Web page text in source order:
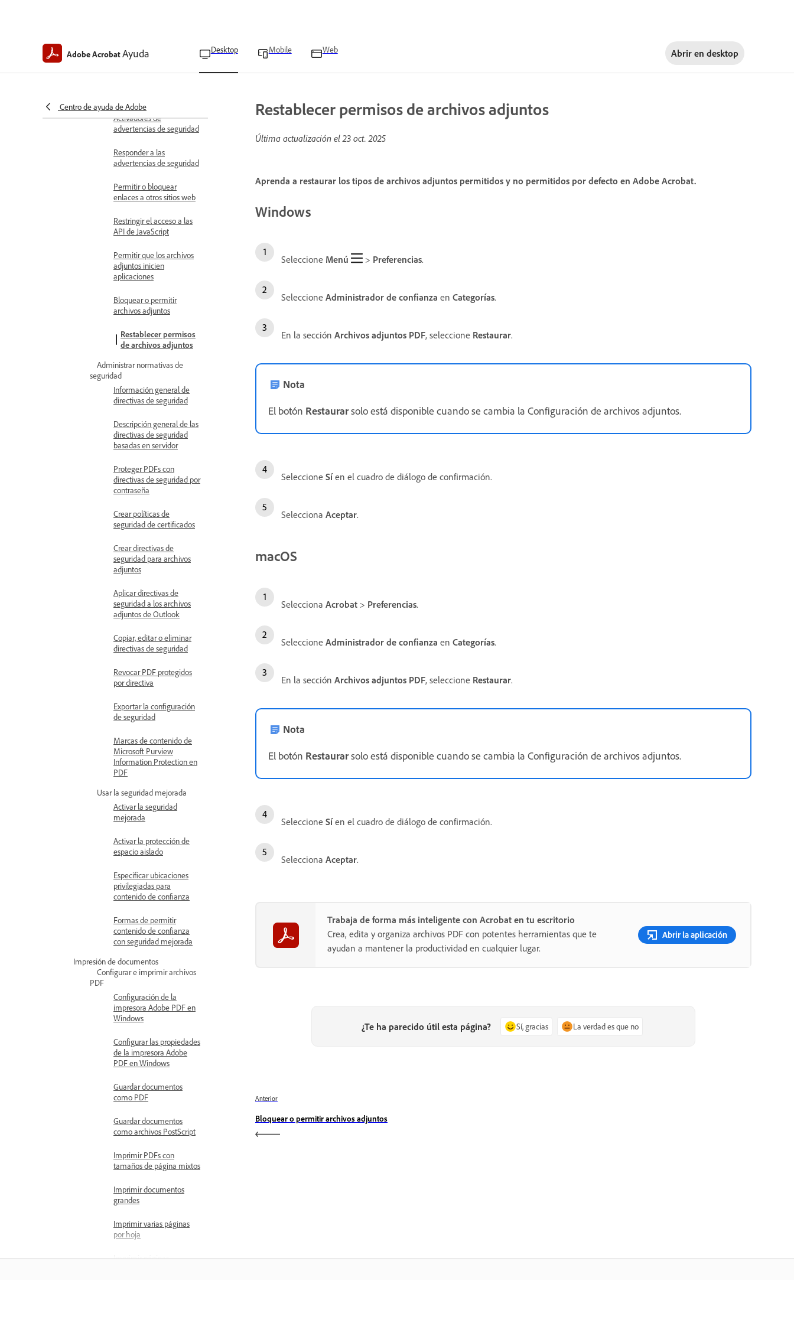
Adobe AcrobatAyuda Desktop Mobile Web Abrir en desktop
Centro de ayuda de Adobe
seguridad del contenido
de acrobat y pdf
Activadores de
advertencias de seguridad
Responder a las
advertencias de seguridad
Permitir o bloquear
enlaces a otros sitios web
Restringir el acceso a las
API de JavaScript
Permitir que los archivos
adjuntos inicien
aplicaciones
Bloquear o permitir
archivos adjuntos
Restablecer permisos
de archivos adjuntos
Administrar normativas de
seguridad
Información general de
directivas de seguridad
Descripción general de las
directivas de seguridad
basadas en servidor
Proteger PDFs con
directivas de seguridad por
contraseña
Crear políticas de
seguridad de certificados
Crear directivas de
seguridad para archivos
adjuntos
Aplicar directivas de
seguridad a los archivos
adjuntos de Outlook
Copiar, editar o eliminar
directivas de seguridad
Revocar PDF protegidos
por directiva
Exportar la configuración
de seguridad
Marcas de contenido de
Microsoft Purview
Information Protection en
PDF
Usar la seguridad mejorada
Activar la seguridad
mejorada
Activar la protección de
espacio aislado
Especificar ubicaciones
privilegiadas para
contenido de confianza
Formas de permitir
contenido de confianza
con seguridad mejorada
Impresión de documentos
Configurar e imprimir archivos
PDF
Configuración de la
impresora Adobe PDF en
Windows
Configurar las propiedades
de la impresora Adobe
PDF en Windows
Guardar documentos
como PDF
Guardar documentos
como archivos PostScript
Imprimir PDFs con
tamaños de página mixtos
Imprimir documentos
grandes
Imprimir varias páginas
por hoja
Imprimir páginas
Restablecer permisos de archivos adjuntos
Última actualización el23 oct. 2025
Aprenda a restaurar los tipos de archivos adjuntos permitidos y no permitidos por defecto en Adobe Acrobat.
Windows
Seleccione Menú > Preferencias.
Seleccione Administrador de confianza en Categorías.
En la sección Archivos adjuntos PDF, seleccione Restaurar.
Nota
El botón Restaurarsolo está disponible cuando se cambia la Configuración de archivos adjuntos.
Seleccione Síen el cuadro de diálogo de confirmación.
Selecciona Aceptar.
macOS
Selecciona Acrobat > Preferencias.
Seleccione Administrador de confianza en Categorías.
En la sección Archivos adjuntos PDF, seleccione Restaurar.
Nota
El botón Restaurarsolo está disponible cuando se cambia la Configuración de archivos adjuntos.
Seleccione Síen el cuadro de diálogo de confirmación.
Selecciona Aceptar.
Trabaja de forma más inteligente con Acrobat en tu escritorio
Crea, edita y organiza archivos PDF con potentes herramientas que te
ayudan a mantener la productividad en cualquier lugar.
Abrir la aplicación
¿Te ha parecido útil esta página? Sí, gracias La verdad es que no
Anterior
Bloquear o permitir archivos adjuntos